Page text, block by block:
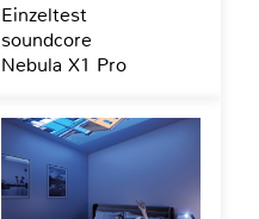
Einzeltest
soundcore
Nebula X1 Pro